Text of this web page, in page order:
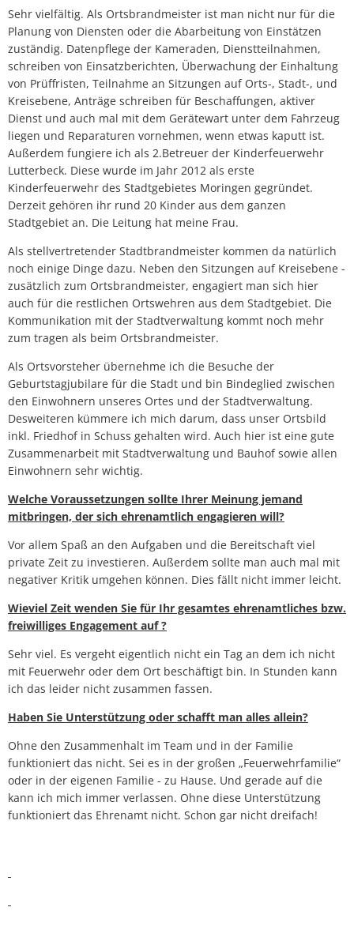
Sehr vielfältig. Als Ortsbrandmeister ist man nicht nur für die
Planung von Diensten oder die Abarbeitung von Einstätzen
zuständig. Datenpflege der Kameraden, Dienstteilnahmen,
schreiben von Einsatzberichten, Überwachung der Einhaltung
von Prüffristen, Teilnahme an Sitzungen auf Orts-, Stadt-, und
Kreisebene, Anträge schreiben für Beschaffungen, aktiver
Dienst und auch mal mit dem Gerätewart unter dem Fahrzeug
liegen und Reparaturen vornehmen, wenn etwas kaputt ist.
Außerdem fungiere ich als 2.Betreuer der Kinderfeuerwehr
Lutterbeck. Diese wurde im Jahr 2012 als erste
Kinderfeuerwehr des Stadtgebietes Moringen gegründet.
Derzeit gehören ihr rund 20 Kinder aus dem ganzen
Stadtgebiet an. Die Leitung hat meine Frau.
Als stellvertretender Stadtbrandmeister kommen da natürlich
noch einige Dinge dazu. Neben den Sitzungen auf Kreisebene -
zusätzlich zum Ortsbrandmeister, engagiert man sich hier
auch für die restlichen Ortswehren aus dem Stadtgebiet. Die
Kommunikation mit der Stadtverwaltung kommt noch mehr
zum tragen als beim Ortsbrandmeister.
Als Ortsvorsteher übernehme ich die Besuche der
Geburtstagjubilare für die Stadt und bin Bindeglied zwischen
den Einwohnern unseres Ortes und der Stadtverwaltung.
Desweiteren kümmere ich mich darum, dass unser Ortsbild
inkl. Friedhof in Schuss gehalten wird. Auch hier ist eine gute
Zusammenarbeit mit Stadtverwaltung und Bauhof sowie allen
Einwohnern sehr wichtig.
Welche Voraussetzungen sollte Ihrer Meinung jemand
mitbringen, der sich ehrenamtlich engagieren will?
Vor allem Spaß an den Aufgaben und die Bereitschaft viel
private Zeit zu investieren. Außerdem sollte man auch mal mit
negativer Kritik umgehen können. Dies fällt nicht immer leicht.
Wieviel Zeit wenden Sie für Ihr gesamtes ehrenamtliches bzw.
freiwilliges Engagement auf ?
Sehr viel. Es vergeht eigentlich nicht ein Tag an dem ich nicht
mit Feuerwehr oder dem Ort beschäftigt bin. In Stunden kann
ich das leider nicht zusammen fassen.
Haben Sie Unterstützung oder schafft man alles allein?
Ohne den Zusammenhalt im Team und in der Familie
funktioniert das nicht. Sei es in der großen „Feuerwehrfamilie“
oder in der eigenen Familie - zu Hause. Und gerade auf die
kann ich mich immer verlassen. Ohne diese Unterstützung
funktioniert das Ehrenamt nicht. Schon gar nicht dreifach!